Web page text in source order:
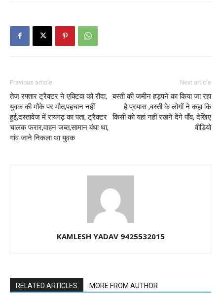
Previous article
तेज रफ्तार ट्रैक्टर ने एक्टिवा को रौंदा,
युवक की मौके पर मौत,पहचान नहीं
हुई,दस्तावेज में रायगढ़ का पता, ट्रैक्टर
चालक फरार,वाहन जब्त,सामान बंधा था,
गांव जाने निकला था युवक
Next article
बस्ती की जमीन हड़पने का किया जा रहा
है प्रयास ,बस्ती के लोगों ने कहा कि
किसी को यहां नहीं रखने देंगे पाँव, देखिए
वीडियो
KAMLESH YADAV 9425532015
RELATED ARTICLES MORE FROM AUTHOR